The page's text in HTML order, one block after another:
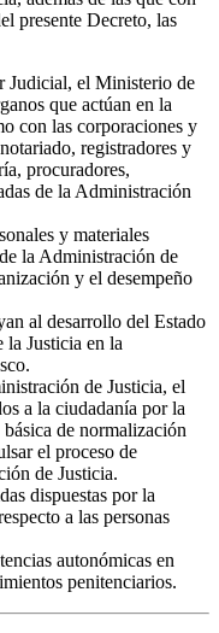
presente Decreto, las
Judicial, el Ministerio de
que actúan en la
con las corporaciones y
registradores y
procuradores,
de la Administración
y materiales
la Administración de
y el desempeño
al desarrollo del Estado
la Justicia en la
de Justicia, el
a la ciudadanía por la
de normalización
el proceso de
de Justicia.
dispuestas por la
a las personas
autonómicas en
penitenciarios.